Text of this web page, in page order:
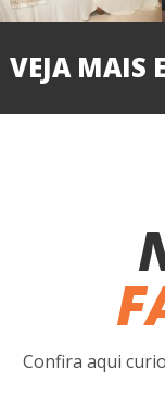
VEJA MAIS
Confira aqui